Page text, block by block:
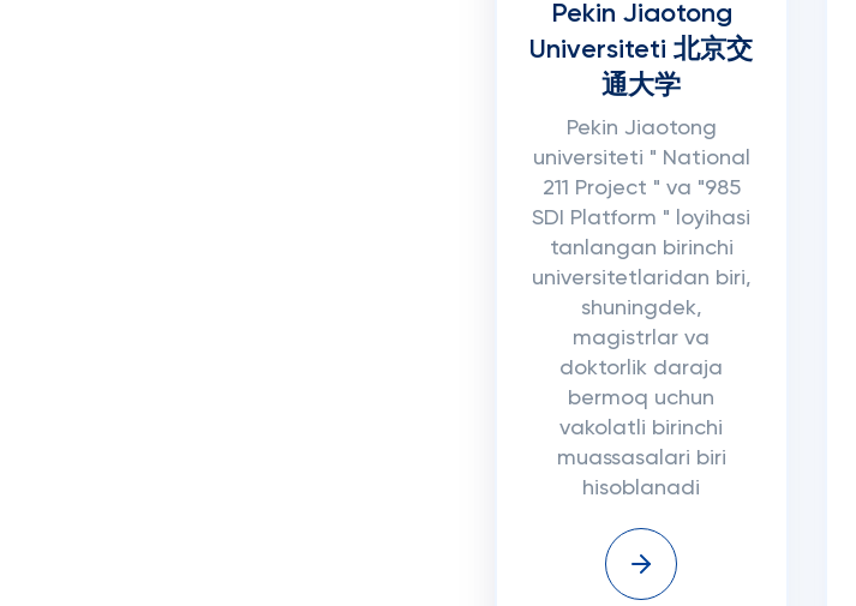
Pekin Jiaotong
Universiteti 北京交
通大学
Pekin Jiaotong
universiteti " National
211 Project " va "985
SDI Platform " loyihasi
tanlangan birinchi
universitetlaridan biri,
shuningdek,
magistrlar va
doktorlik daraja
bermoq uchun
vakolatli birinchi
muassasalari biri
hisoblanadi